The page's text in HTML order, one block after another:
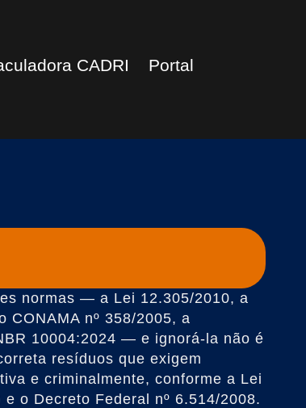
CADRI Portal
normas — a Lei 12.305/2010, a
CONAMA nº 358/2005, a
10004:2024 — e ignorá-la não é
resíduos que exigem
e criminalmente, conforme a Lei
o Decreto Federal nº 6.514/2008.